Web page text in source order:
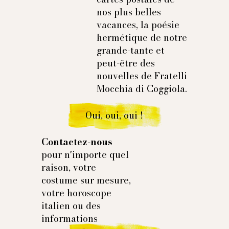
nos plus belles
vacances, la poésie
hermétique de notre
grande-tante et
peut-être des
nouvelles de Fratelli
Mocchia di Coggiola.
Contactez-nous
pour n'importe quel
raison, votre
costume sur mesure,
votre horoscope
italien ou des
informations
Oui, oui, oui !